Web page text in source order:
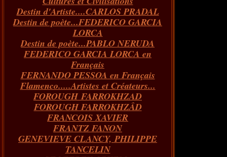
Destin d'Artiste....CARLOS PRADAL
Destin de poète...FEDERICO GARCIA
LORCA
Destin de poète...PABLO NERUDA
FEDERICO GARCIA LORCA en
Français
FERNANDO PESSOA en Français
Flamenco.....Artistes et Créateurs...
FOROUGH FARROKHZAD
FOROUGH FARROKHZÂD
FRANCOIS XAVIER
FRANTZ FANON
GENEVIEVE CLANCY, PHILIPPE
TANCELIN